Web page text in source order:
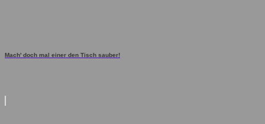
Mach' doch mal einer den Tisch sauber!